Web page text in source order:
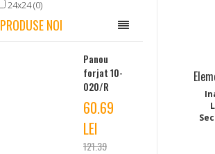
24x24 (0)
PRODUSE NOI
Panou
forjat 10-
020/R
60.69
LEI
121.39